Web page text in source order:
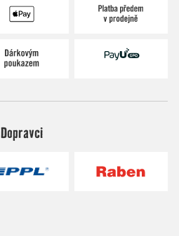
Dopravci